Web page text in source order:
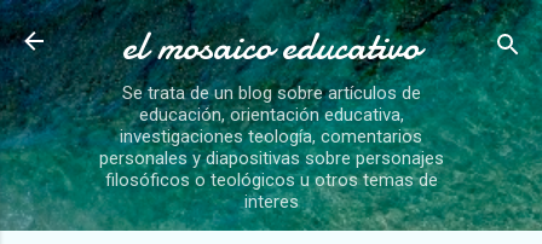
Ir al contenido principal
el mosaico educativo
Se trata de un blog sobre artículos de
educación, orientación educativa,
investigaciones teología, comentarios
personales y diapositivas sobre personajes
filosóficos o teológicos u otros temas de
interes